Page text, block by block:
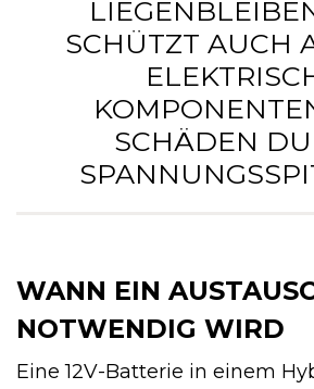
SCHÜTZT AUCH
SCHÄDEN
WANN EIN
NOTWENDIG WIRD
Eine 12V-Batterie in einem